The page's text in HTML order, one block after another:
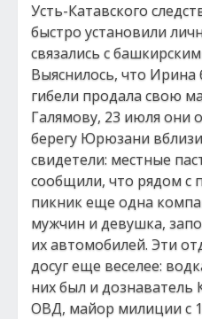
Усть-Катавского
быстро установили
связались с
Выяснилось, что Ирина
гибели продала свою
Галямову, 23 июля они
берегу Юрюзани
свидетели: местные
сообщили, что рядом с
пикник еще одна
мужчин и девушка,
их автомобилей. Эти
досуг еще веселее:
них был и дознаватель
ОВД, майор милиции с